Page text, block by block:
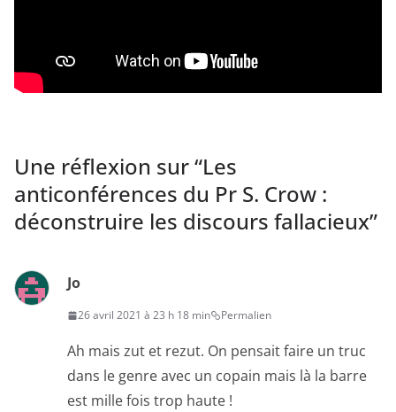
Une réflexion sur “Les
anticonférences du Pr S. Crow :
déconstruire les discours fallacieux”
Jo
26 avril 2021 à 23 h 18 min Permalien
Ah mais zut et rezut. On pensait faire un truc
dans le genre avec un copain mais là la barre
est mille fois trop haute !